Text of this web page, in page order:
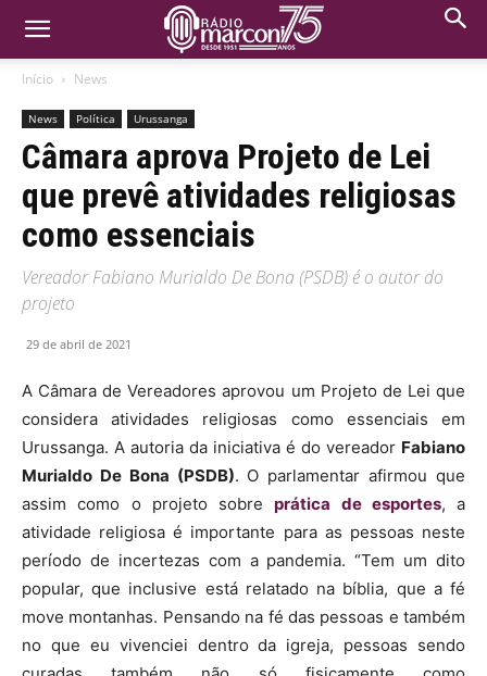
Início News
News Política Urussanga
Câmara aprova Projeto de Lei
que prevê atividades religiosas
como essenciais
Vereador Fabiano Murialdo De Bona (PSDB) é o autor do
projeto
29 de abril de 2021
A Câmara de Vereadores aprovou um Projeto de Lei que
considera atividades religiosas como essenciais em
Urussanga. A autoria da iniciativa é do vereador Fabiano
Murialdo De Bona (PSDB). O parlamentar afirmou que
assim como o projeto sobreprática de esportes, a
atividade religiosa é importante para as pessoas neste
período de incertezas com a pandemia. “Tem um dito
popular, que inclusive está relatado na bíblia, que a fé
move montanhas. Pensando na fé das pessoas e também
no que eu vivenciei dentro da igreja, pessoas sendo